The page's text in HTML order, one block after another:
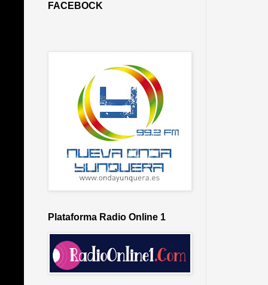
FACEBOCK
Plataforma Radio Online 1